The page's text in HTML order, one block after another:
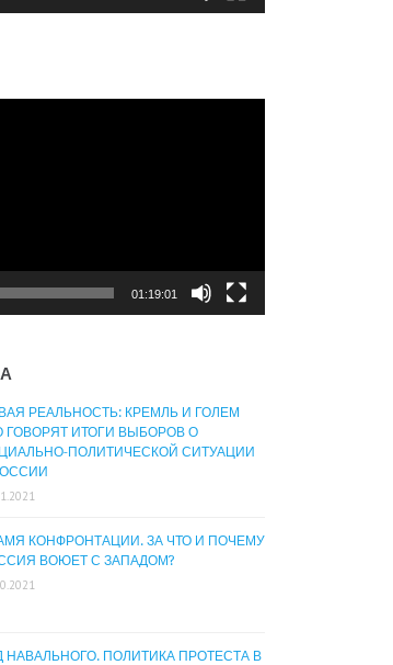
01:19:01
РЕАЛЬНОСТЬ: КРЕМЛЬ И ГОЛЕМ
ГОВОРЯТ ИТОГИ ВЫБОРОВ О
ПОЛИТИЧЕСКОЙ СИТУАЦИИ
КОНФРОНТАЦИИ. ЗА ЧТО И ПОЧЕМУ
ВОЮЕТ С ЗАПАДОМ?
НАВАЛЬНОГО. ПОЛИТИКА ПРОТЕСТА В